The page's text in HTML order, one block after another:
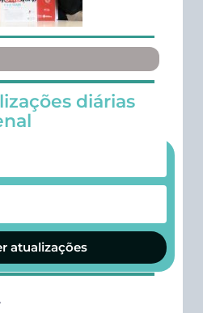
diárias
atualizações